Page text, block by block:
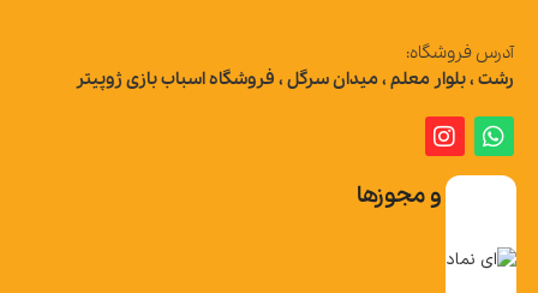
آدرس فروشگاه:
رشت ، بلوار معلم ، میدان سرگل ، فروشگاه اسباب بازی ژوپیتر
تاییدیه و مجوزها